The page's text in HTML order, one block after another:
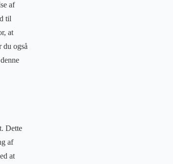
af
til
at
du også
Dette
af
at